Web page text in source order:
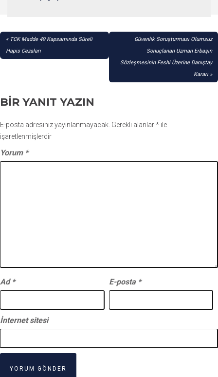
YAZI
GEZINMESI
TCK Madde 49 Kapsamında Süreli
Hapis Cezaları
Güvenlik Soruşturması Olumsuz
Sonuçlanan Uzman Erbaşın
Sözleşmesinin Feshi Üzerine Danıştay
Kararı
BIR YANIT YAZIN
E-posta adresiniz yayınlanmayacak. Gerekli alanlar* ile
işaretlenmişlerdir
Yorum *
Ad * E-posta *
İnternet sitesi